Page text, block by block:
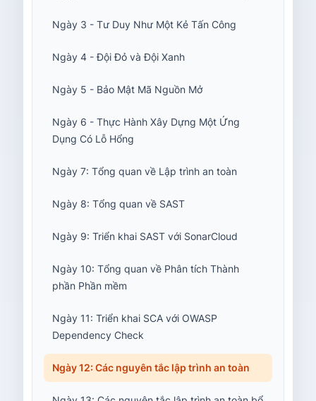
Ngày 3 - Tư Duy Như Một Kẻ Tấn Công
Ngày 4 - Đội Đỏ và Đội Xanh
Ngày 5 - Bảo Mật Mã Nguồn Mở
Ngày 6 - Thực Hành Xây Dựng Một Ứng
Dụng Có Lỗ Hổng
Ngày 7: Tổng quan về Lập trình an toàn
Ngày 8: Tổng quan về SAST
Ngày 9: Triển khai SAST với SonarCloud
Ngày 10: Tổng quan về Phân tích Thành
phần Phần mềm
Ngày 11: Triển khai SCA với OWASP
Dependency Check
Ngày 12: Các nguyên tắc lập trình an toàn